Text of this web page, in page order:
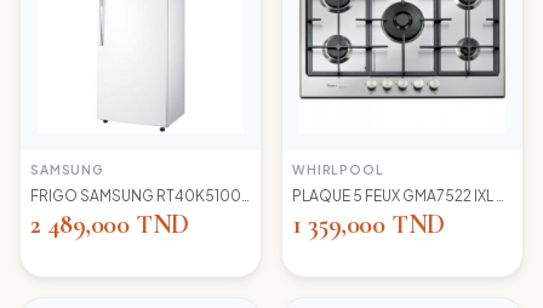
SAMSUNG
2 489,000 TND
WHIRLPOOL
1 359,000 TND